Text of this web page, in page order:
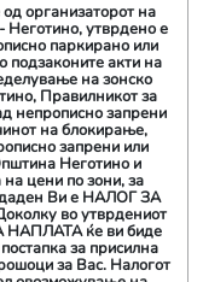
организаторот на
утврдено е
паркирано или
подзаконите акти на
на зонско
Правилникот за
непрописно запрени
на блокирање,
запрени или
Неготино и
цени по зони, за
Ви е НАЛОГ ЗА
во утврдениот
НАПЛАТА ќе ви биде
за присилна
за Вас. Налогот